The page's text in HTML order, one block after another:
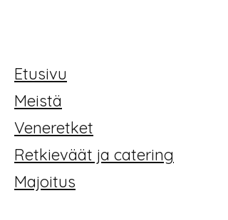
Etusivu
Meistä
Veneretket
Retkieväät ja catering
Majoitus